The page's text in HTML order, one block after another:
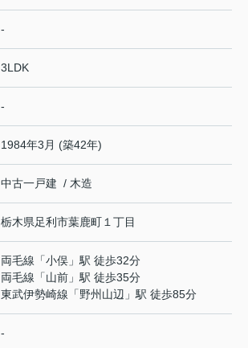
-
3LDK
-
1984年3月 (築42年)
中古一戸建 / 木造
栃木県足利市葉鹿町 １丁目
両毛線 「小俣 」駅 徒歩32分
両毛線 「山前 」駅 徒歩35分
東武伊勢崎線 「野州山辺 」駅 徒歩85分
-